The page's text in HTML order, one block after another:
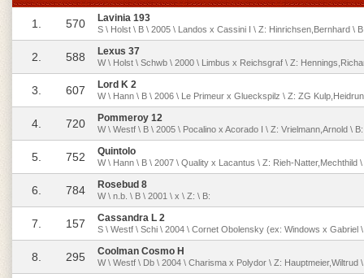
1. 570 Lavinia 193
S \ Holst \ B \ 2005 \ Landos x Cassini I \ Z: Hinrichsen,Bernhard \
2. 588 Lexus 37
W \ Holst \ Schwb \ 2000 \ Limbus x Reichsgraf \ Z:
3. 607 Lord K 2
W \ Hann \ B \ 2006 \ Le Primeur x Glueckspilz \ Z: ZG
4. 720 Pommeroy 12
W \ Westf \ B \ 2005 \ Pocalino x Acorado I \ Z: Vrielmann,Arnold \
5. 752 Quintolo
W \ Hann \ B \ 2007 \ Quality x Lacantus \ Z: Rieh-Natter,Mechthild
6. 784 Rosebud 8
W \ n.b. \ B \ 2001 \ x \ Z: \ B:
7. 157 Cassandra L 2
S \ Westf \ Schi \ 2004 \ Cornet Obolensky (ex: Windows x Gabriel
8. 295 Coolman Cosmo H
W \ Westf \ Db \ 2004 \ Charisma x Polydor \ Z: Hauptmeier,Wiltrud